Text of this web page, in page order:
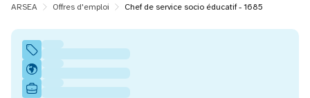
ARSEA Offres d'emploi Chef de service socio éducatif - 1685